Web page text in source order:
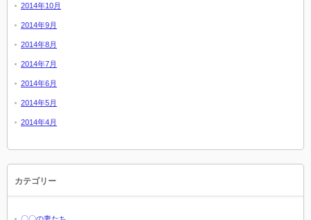
2014年10月
2014年9月
2014年8月
2014年7月
2014年6月
2014年5月
2014年4月
カテゴリー